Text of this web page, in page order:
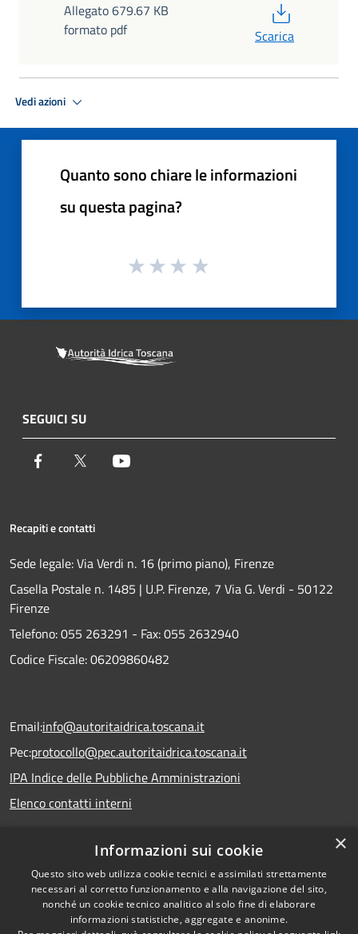
Allegato 679.67 KB
formato pdf
Scarica
Vedi azioni
Quanto sono chiare le informazioni
su questa pagina?
SEGUICI SU
Facebook Twitter
Recapiti e contatti
Sede legale: Via Verdi n. 16 (primo piano), Firenze
Casella Postale n. 1485 | U.P. Firenze, 7 Via G. Verdi - 50122
Firenze
Telefono:055 263291 - Fax:055 2632940
Codice Fiscale: 06209860482
Email:info@autoritaidrica.toscana.it
Pec:protocollo@pec.autoritaidrica.toscana.it
IPA Indice delle Pubbliche Amministrazioni
Elenco contatti interni
Dichiarazione accessibilità
Copyright © 2026 • Autorità
×
Informazioni sui cookie
Questo sito web utilizza cookie tecnici e assimilati strettamente
necessari al corretto funzionamento e alla navigazione del sito,
nonché un cookie tecnico analitico al solo fine di elaborare
informazioni statistiche, aggregate e anonime.